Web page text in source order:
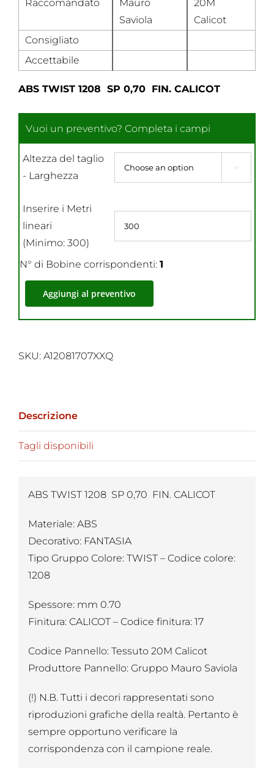
Raccomandato
Mauro
Saviola
20M
Calicot
Consigliato
Accettabile
ABS TWIST 1208 SP 0,70 FIN. CALICOT
Altezza del taglio
- Larghezza

Inserire i Metri
lineari
(Minimo: 300)
N° di Bobine corrispondenti: 1
Aggiungi al preventivo
SKU: A12081707XXQ
Descrizione
Tagli disponibili
ABS TWIST 1208 SP 0,70 FIN. CALICOT
Materiale: ABS
Decorativo: FANTASIA
Tipo Gruppo Colore: TWIST – Codice colore:
1208
Spessore: mm 0.70
Finitura: CALICOT – Codice finitura: 17
Codice Pannello: Tessuto 20M Calicot
Produttore Pannello: Gruppo Mauro Saviola
(!) N.B. Tutti i decori rappresentati sono
riproduzioni grafiche della realtà. Pertanto è
sempre opportuno verificare la
corrispondenza con il campione reale.